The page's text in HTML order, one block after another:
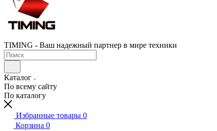
TIMING - Ваш надежный партнер в мире техники
Каталог
По всему сайту
По каталогу
Избранные товары 0
Корзина 0